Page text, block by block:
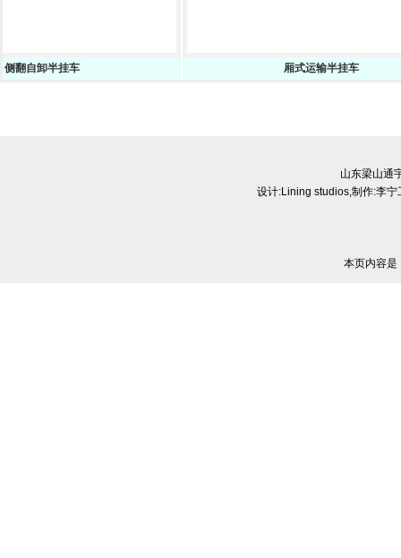
挂车 厢式运输半挂车
山东梁山通
设计:Lining studios,制作:李宁
本页内容